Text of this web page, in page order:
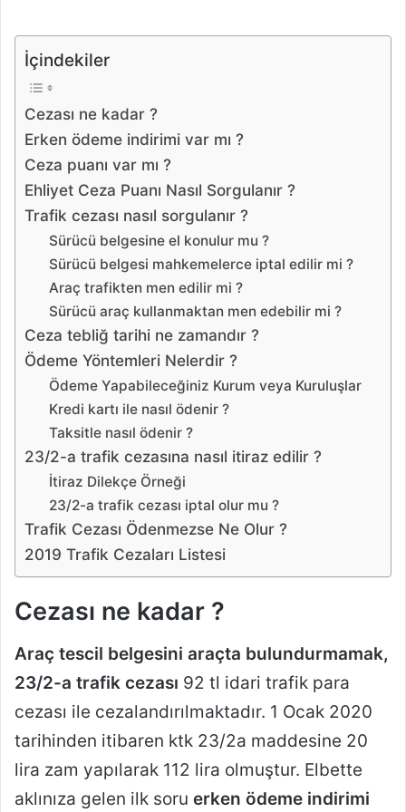
İçindekiler
Cezası ne kadar ?
Erken ödeme indirimi var mı ?
Ceza puanı var mı ?
Ehliyet Ceza Puanı Nasıl Sorgulanır ?
Trafik cezası nasıl sorgulanır ?
Sürücü belgesine el konulur mu ?
Sürücü belgesi mahkemelerce iptal edilir mi ?
Araç trafikten men edilir mi ?
Sürücü araç kullanmaktan men edebilir mi ?
Ceza tebliğ tarihi ne zamandır ?
Ödeme Yöntemleri Nelerdir ?
Ödeme Yapabileceğiniz Kurum veya Kuruluşlar
Kredi kartı ile nasıl ödenir ?
Taksitle nasıl ödenir ?
23/2-a trafik cezasına nasıl itiraz edilir ?
İtiraz Dilekçe Örneği
23/2-a trafik cezası iptal olur mu ?
Trafik Cezası Ödenmezse Ne Olur ?
2019 Trafik Cezaları Listesi
Cezası ne kadar ?
Araç tescil belgesini araçta bulundurmamak,
23/2-a trafik cezası 92 tl idari trafik para
cezası ile cezalandırılmaktadır. 1 Ocak 2020
tarihinden itibaren ktk 23/2a maddesine 20
lira zam yapılarak 112 lira olmuştur. Elbette
aklınıza gelen ilk soru erken ödeme indirimi